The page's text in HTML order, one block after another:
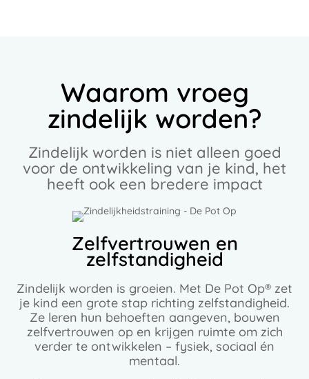
Waarom vroeg
zindelijk worden?​
Zindelijk worden is niet alleen goed
voor de ontwikkeling van je kind, het
heeft ook een bredere impact
Zelfvertrouwen en
zelfstandigheid​
Zindelijk worden is groeien. Met De Pot Op® zet
je kind een grote stap richting zelfstandigheid.
Ze leren hun behoeften aangeven, bouwen
zelfvertrouwen op en krijgen ruimte om zich
verder te ontwikkelen – fysiek, sociaal én
mentaal.​